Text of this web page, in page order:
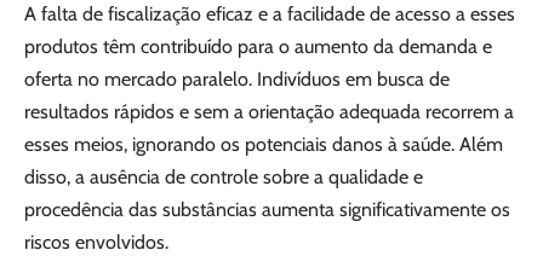
A falta de fiscalização eficaz e a facilidade de acesso a esses
produtos têm contribuído para o aumento da demanda e
oferta no mercado paralelo. Indivíduos em busca de
resultados rápidos e sem a orientação adequada recorrem a
esses meios, ignorando os potenciais danos à saúde. Além
disso, a ausência de controle sobre a qualidade e
procedência das substâncias aumenta significativamente os
riscos envolvidos.